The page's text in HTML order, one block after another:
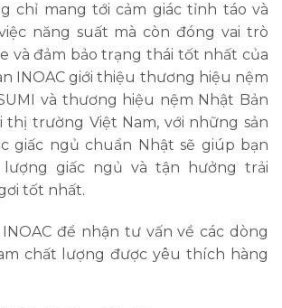
chỉ mang tới cảm giác tỉnh táo và
năng suất mà còn đóng vai trò
và đảm bảo trạng thái tốt nhất của
INOAC giới thiệu thương hiệu nệm
và thương hiệu nệm Nhật Bản
thị trường Việt Nam, với những sản
giấc ngủ chuẩn Nhật sẽ giúp bạn
giấc ngủ và tận hưởng trải
tốt nhất.
để nhận tư vấn về các dòng
chất lượng được yêu thích hàng